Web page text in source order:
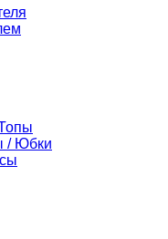
/ Юбки